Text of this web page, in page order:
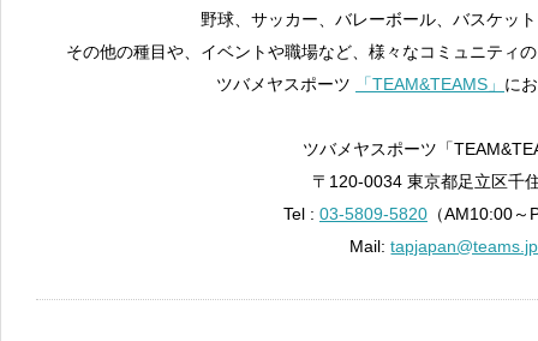
野球、サッカー、バレーボール、バスケッ
その他の種目や、イベントや職場など、様々なコミュニティ
ツバメヤスポーツ
「TEAM&TEAMS」 に
ツバメヤスポーツ「
〒120-0034 東京都足立区千
Tel : 03-5809-5820 （AM10:00
Mail:tapjapan@teams.jp